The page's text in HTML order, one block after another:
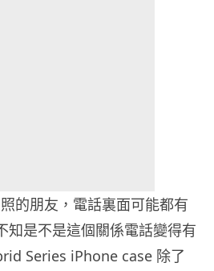
的朋友，電話裏面可能都有
知是不是這個關係電話變得有
Series iPhone case 除了